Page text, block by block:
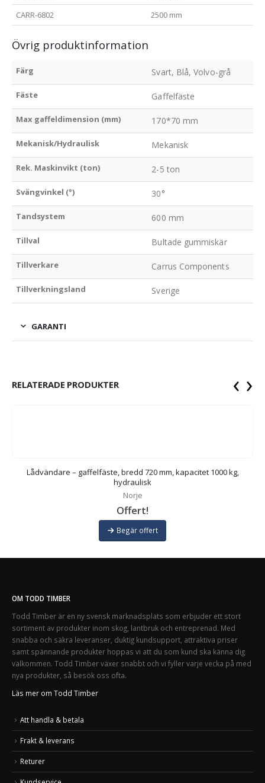
CARR-6802
2500 mm
Övrig produktinformation
Färg Svart, Blå, Volvo-grå
Fäste Gaffelfäste
Max gaffeldimension (mm) 170*70 mm
Mekanisk/Hydraulisk Mekanisk
Rek. Maskinvikt (ton) 2-5 ton
Svängvinkel (°) 30°
Tandsystem 600 mm
Tillval Bultade gummiskär
Tillverkare Carrus Components
Tillverkningsland Sverige
GARANTI
RELATERADE PRODUKTER
Lådvändare – gaffelfäste, bredd 720 mm, kapacitet 1000 kg,
hydraulisk
Norje
Offert!
Begär offert
‹ ›
OM TODD TIMBER
Todd Timber är en ny svensk marknadsplats som erbjuder ett stort
sortiment av produkter inom skog, lantbruk och entreprenad. Med
snabba och säkra leveranser, duktig kundsupport, attraktiva priser
samt spännande produkter hoppas vi att du som kund ska känna dig
välkommen. Todd Timber växer snabbt och vi fyller varje vecka på med
nya produkter, så besök oss ofta.
Läs mer om Todd Timber
Att handla & betala
Frakt & leverans
Returer